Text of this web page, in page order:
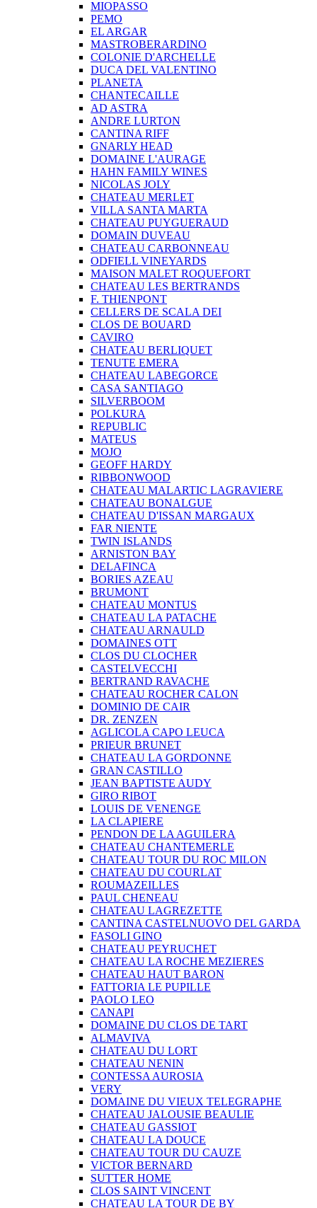
MIOPASSO
PEMO
EL ARGAR
MASTROBERARDINO
COLONIE D'ARCHELLE
DUCA DEL VALENTINO
PLANETA
CHANTECAILLE
AD ASTRA
ANDRE LURTON
CANTINA RIFF
GNARLY HEAD
DOMAINE L'AURAGE
HAHN FAMILY WINES
NICOLAS JOLY
CHATEAU MERLET
VILLA SANTA MARTA
CHATEAU PUYGUERAUD
DOMAIN DUVEAU
CHATEAU CARBONNEAU
ODFIELL VINEYARDS
MAISON MALET ROQUEFORT
CHATEAU LES BERTRANDS
F. THIENPONT
CELLERS DE SCALA DEI
CLOS DE BOUARD
CAVIRO
CHATEAU BERLIQUET
TENUTE EMERA
CHATEAU LABEGORCE
CASA SANTIAGO
SILVERBOOM
POLKURA
REPUBLIC
MATEUS
MOJO
GEOFF HARDY
RIBBONWOOD
CHATEAU MALARTIC LAGRAVIERE
CHATEAU BONALGUE
CHATEAU D'ISSAN MARGAUX
FAR NIENTE
TWIN ISLANDS
ARNISTON BAY
DELAFINCA
BORIES AZEAU
BRUMONT
CHATEAU MONTUS
CHATEAU LA PATACHE
CHATEAU ARNAULD
DOMAINES OTT
CLOS DU CLOCHER
CASTELVECCHI
BERTRAND RAVACHE
CHATEAU ROCHER CALON
DOMINIO DE CAIR
DR. ZENZEN
AGLICOLA CAPO LEUCA
PRIEUR BRUNET
CHATEAU LA GORDONNE
GRAN CASTILLO
JEAN BAPTISTE AUDY
GIRO RIBOT
LOUIS DE VENENGE
LA CLAPIERE
PENDON DE LA AGUILERA
CHATEAU CHANTEMERLE
CHATEAU TOUR DU ROC MILON
CHATEAU DU COURLAT
ROUMAZEILLES
PAUL CHENEAU
CHATEAU LAGREZETTE
CANTINA CASTELNUOVO DEL GARDA
FASOLI GINO
CHATEAU PEYRUCHET
CHATEAU LA ROCHE MEZIERES
CHATEAU HAUT BARON
FATTORIA LE PUPILLE
PAOLO LEO
CANAPI
DOMAINE DU CLOS DE TART
ALMAVIVA
CHATEAU DU LORT
CHATEAU NENIN
CONTESSA AUROSIA
VERY
DOMAINE DU VIEUX TELEGRAPHE
CHATEAU JALOUSIE BEAULIE
CHATEAU GASSIOT
CHATEAU LA DOUCE
CHATEAU TOUR DU CAUZE
VICTOR BERNARD
SUTTER HOME
CLOS SAINT VINCENT
CHATEAU LA TOUR DE BY